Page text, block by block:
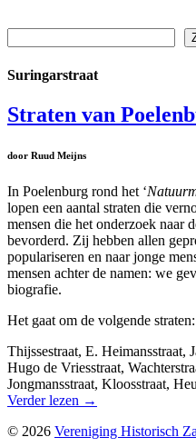
Suringarstraat
Straten van
door Ruud Meijns
In Poelenburg rond het ‘
lopen een aantal straten die
mensen die het onderzoek naar
bevorderd. Zij hebben allen
populariseren en naar jonge
mensen achter de namen: we
biografie.
Het gaat om de volgende straten:
Thijssestraat, E. Heimansstraat,
Hugo de Vriesstraat,
Jongmansstraat, Kloosstraat,
Verder lezen →
© 2026 Vereniging Historisch